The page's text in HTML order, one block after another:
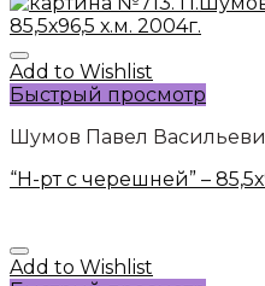
Add to Wishlist
Быстрый просмотр
Шумов Павел
“Н-рт с черешней” –
Add to Wishlist